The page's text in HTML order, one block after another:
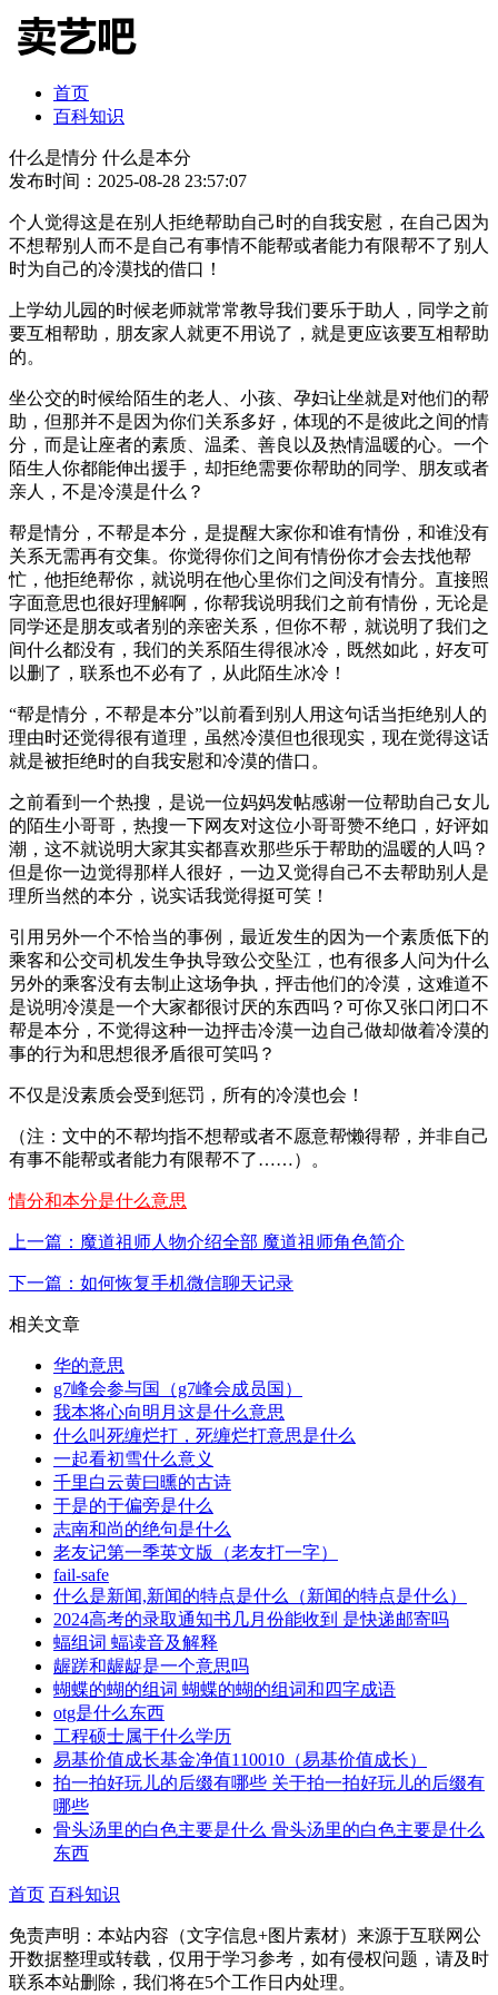
首页
百科知识
什么是情分 什么是本分
发布时间：2025-08-28 23:57:07
个人觉得这是在别人拒绝帮助自己时的自我安慰，在自己因为
不想帮别人而不是自己有事情不能帮或者能力有限帮不了别人
时为自己的冷漠找的借口！
上学幼儿园的时候老师就常常教导我们要乐于助人，同学之前
要互相帮助，朋友家人就更不用说了，就是更应该要互相帮助
的。
坐公交的时候给陌生的老人、小孩、孕妇让坐就是对他们的帮
助，但那并不是因为你们关系多好，体现的不是彼此之间的情
分，而是让座者的素质、温柔、善良以及热情温暖的心。一个
陌生人你都能伸出援手，却拒绝需要你帮助的同学、朋友或者
亲人，不是冷漠是什么？
帮是情分，不帮是本分，是提醒大家你和谁有情份，和谁没有
关系无需再有交集。你觉得你们之间有情份你才会去找他帮
忙，他拒绝帮你，就说明在他心里你们之间没有情分。直接照
字面意思也很好理解啊，你帮我说明我们之前有情份，无论是
同学还是朋友或者别的亲密关系，但你不帮，就说明了我们之
间什么都没有，我们的关系陌生得很冰冷，既然如此，好友可
以删了，联系也不必有了，从此陌生冰冷！
“帮是情分，不帮是本分”以前看到别人用这句话当拒绝别人的
理由时还觉得很有道理，虽然冷漠但也很现实，现在觉得这话
就是被拒绝时的自我安慰和冷漠的借口。
之前看到一个热搜，是说一位妈妈发帖感谢一位帮助自己女儿
的陌生小哥哥，热搜一下网友对这位小哥哥赞不绝口，好评如
潮，这不就说明大家其实都喜欢那些乐于帮助的温暖的人吗？
但是你一边觉得那样人很好，一边又觉得自己不去帮助别人是
理所当然的本分，说实话我觉得挺可笑！
引用另外一个不恰当的事例，最近发生的因为一个素质低下的
乘客和公交司机发生争执导致公交坠江，也有很多人问为什么
另外的乘客没有去制止这场争执，抨击他们的冷漠，这难道不
是说明冷漠是一个大家都很讨厌的东西吗？可你又张口闭口不
帮是本分，不觉得这种一边抨击冷漠一边自己做却做着冷漠的
事的行为和思想很矛盾很可笑吗？
不仅是没素质会受到惩罚，所有的冷漠也会！
（注：文中的不帮均指不想帮或者不愿意帮懒得帮，并非自己
有事不能帮或者能力有限帮不了……）。
情分和本分是什么意思
上一篇：魔道祖师人物介绍全部 魔道祖师角色简介
下一篇：如何恢复手机微信聊天记录
相关文章
华的意思
g7峰会参与国（g7峰会成员国）
我本将心向明月这是什么意思
什么叫死缠烂打，死缠烂打意思是什么
一起看初雪什么意义
千里白云黄曰曛的古诗
于是的于偏旁是什么
志南和尚的绝句是什么
老友记第一季英文版（老友打一字）
fail-safe
什么是新闻,新闻的特点是什么（新闻的特点是什么）
2024高考的录取通知书几月份能收到 是快递邮寄吗
蝠组词 蝠读音及解释
龌蹉和龌龊是一个意思吗
蝴蝶的蝴的组词 蝴蝶的蝴的组词和四字成语
otg是什么东西
工程硕士属于什么学历
易基价值成长基金净值110010（易基价值成长）
拍一拍好玩儿的后缀有哪些 关于拍一拍好玩儿的后缀有
哪些
骨头汤里的白色主要是什么 骨头汤里的白色主要是什么
东西
首页 百科知识
免责声明：本站内容（文字信息+图片素材）来源于互联网公
开数据整理或转载，仅用于学习参考，如有侵权问题，请及时
联系本站删除，我们将在5个工作日内处理。